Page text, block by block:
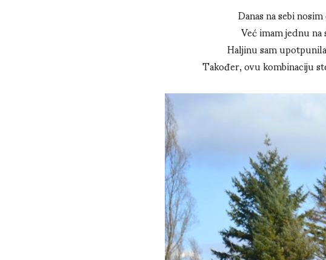
Danas na sebi
Već imam jednu
Haljinu sam
Također, ovu kombinaciju